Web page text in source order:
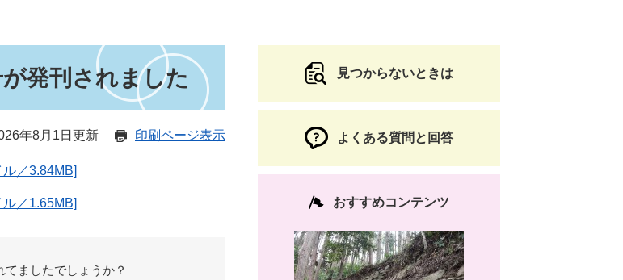
発刊されました
年8月1日更新 印刷ページ表示
／3.84MB]
／1.65MB]
ましたでしょうか？
見つからないときは
よくある質問と回答
おすすめコンテンツ